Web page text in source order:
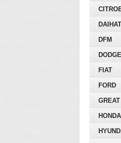
DFM
DODGE
FIAT
FORD
HONDA